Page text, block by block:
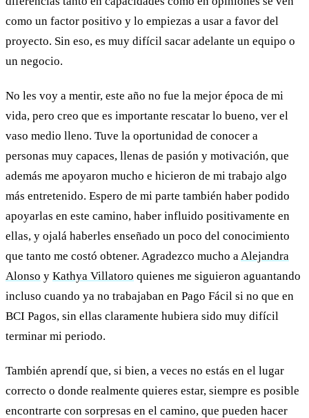
como un factor positivo y lo empiezas a usar a favor del
proyecto. Sin eso, es muy difícil sacar adelante un equipo o
un negocio.
No les voy a mentir, este año no fue la mejor época de mi
vida, pero creo que es importante rescatar lo bueno, ver el
vaso medio lleno. Tuve la oportunidad de conocer a
personas muy capaces, llenas de pasión y motivación, que
además me apoyaron mucho e hicieron de mi trabajo algo
más entretenido. Espero de mi parte también haber podido
apoyarlas en este camino, haber influido positivamente en
ellas, y ojalá haberles enseñado un poco del conocimiento
que tanto me costó obtener. Agradezco mucho a Alejandra
Alonso y Kathya Villatoro quienes me siguieron aguantando
incluso cuando ya no trabajaban en Pago Fácil si no que en
BCI Pagos, sin ellas claramente hubiera sido muy difícil
terminar mi periodo.
También aprendí que, si bien, a veces no estás en el lugar
correcto o donde realmente quieres estar, siempre es posible
encontrarte con sorpresas en el camino, que pueden hacer